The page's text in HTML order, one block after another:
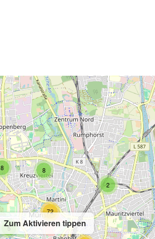
Zum Aktivieren tippen
2
8 8
5
72